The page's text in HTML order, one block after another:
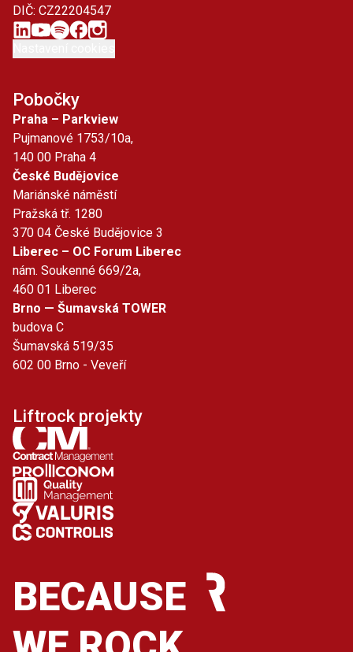
DIČ: CZ22204547
Pobočky
Praha – Parkview
Pujmanové 1753/10a,
140 00 Praha 4
České Budějovice
Mariánské náměstí
Pražská tř. 1280
370 04 České Budějovice 3
Liberec – OC Forum Liberec
nám. Soukenné 669/2a,
460 01 Liberec
Brno — Šumavská TOWER
budova C
Šumavská 519/35
602 00 Brno - Veveří
Liftrock projekty
BECAUSE